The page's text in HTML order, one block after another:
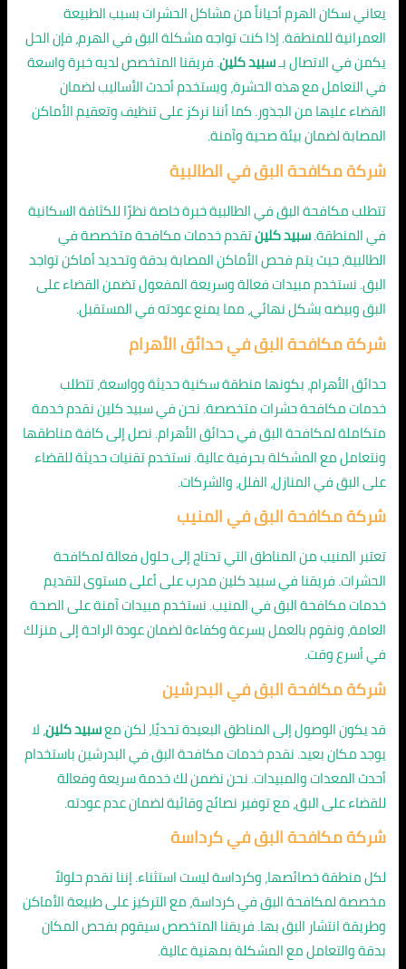
يعاني سكان الهرم أحياناً من مشاكل الحشرات بسبب الطبيعة
العمرانية للمنطقة. إذا كنت تواجه مشكلة البق في الهرم، فإن الحل
يكمن في الاتصال بـسبيد كلين. فريقنا المتخصص لديه خبرة واسعة
في التعامل مع هذه الحشرة، ويستخدم أحدث الأساليب لضمان
القضاء عليها من الجذور. كما أننا نركز على تنظيف وتعقيم الأماكن
المصابة لضمان بيئة صحية وآمنة.
شركة مكافحة البق في الطالبية
تتطلب مكافحة البق في الطالبية خبرة خاصة نظرًا للكثافة السكانية
في المنطقة.سبيد كلينتقدم خدمات مكافحة متخصصة في
الطالبية، حيث يتم فحص الأماكن المصابة بدقة وتحديد أماكن تواجد
البق. نستخدم مبيدات فعالة وسريعة المفعول تضمن القضاء على
البق وبيضه بشكل نهائي، مما يمنع عودته في المستقبل.
شركة مكافحة البق في حدائق الأهرام
حدائق الأهرام، بكونها منطقة سكنية حديثة وواسعة، تتطلب
خدمات مكافحة حشرات متخصصة. نحن في سبيد كلين نقدم خدمة
متكاملة لمكافحة البق في حدائق الأهرام. نصل إلى كافة مناطقها
ونتعامل مع المشكلة بحرفية عالية. نستخدم تقنيات حديثة للقضاء
على البق في المنازل، الفلل، والشركات.
شركة مكافحة البق في المنيب
تعتبر المنيب من المناطق التي تحتاج إلى حلول فعالة لمكافحة
الحشرات. فريقنا في سبيد كلين مدرب على أعلى مستوى لتقديم
خدمات مكافحة البق في المنيب. نستخدم مبيدات آمنة على الصحة
العامة، ونقوم بالعمل بسرعة وكفاءة لضمان عودة الراحة إلى منزلك
في أسرع وقت.
شركة مكافحة البق في البدرشين
قد يكون الوصول إلى المناطق البعيدة تحديًا، لكن معسبيد كلين، لا
يوجد مكان بعيد. نقدم خدمات مكافحة البق في البدرشين باستخدام
أحدث المعدات والمبيدات. نحن نضمن لك خدمة سريعة وفعالة
للقضاء على البق، مع توفير نصائح وقائية لضمان عدم عودته.
شركة مكافحة البق في كرداسة
لكل منطقة خصائصها، وكرداسة ليست استثناء. إننا نقدم حلولاً
مخصصة لمكافحة البق في كرداسة، مع التركيز على طبيعة الأماكن
وطريقة انتشار البق بها. فريقنا المتخصص سيقوم بفحص المكان
بدقة والتعامل مع المشكلة بمهنية عالية.